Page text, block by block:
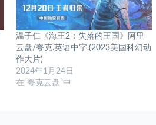
温子仁《海王2：失落的王国》阿里
云盘/夸克.英语中字.(2023美国科幻动
作大片)
2024年1月24日
在“夸克云盘”中